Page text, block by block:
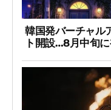
韓国発バーチャル
ト開設…8月中旬